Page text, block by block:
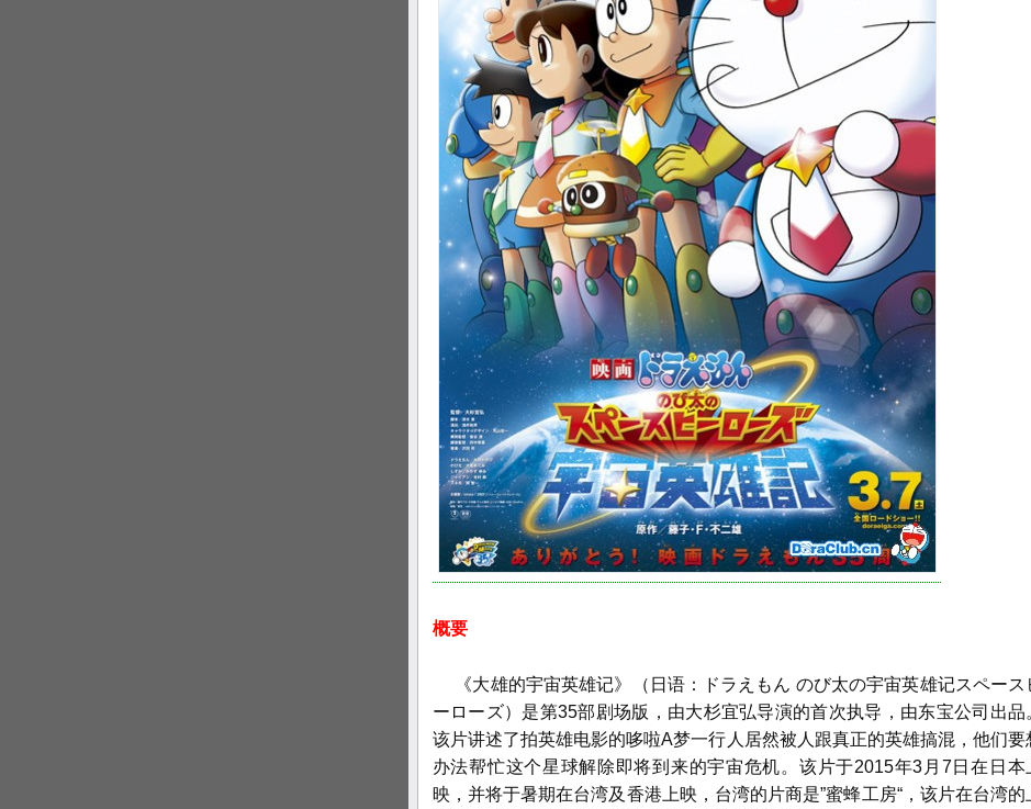
概要
《大雄的宇宙英雄记》（日语：ドラえもん のび太の宇宙英雄记スペース
ーローズ）是第35部剧场版，由大杉宜弘导演的首次执导，由东宝公司出品
该片讲述了拍英雄电影的哆啦A梦一行人居然被人跟真正的英雄搞混，他们要
办法帮忙这个星球解除即将到来的宇宙危机。该片于2015年3月7日在日本
映，并将于暑期在台湾及香港上映，台湾的片商是”蜜蜂工房“，该片在台湾的